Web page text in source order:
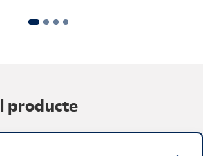
producte